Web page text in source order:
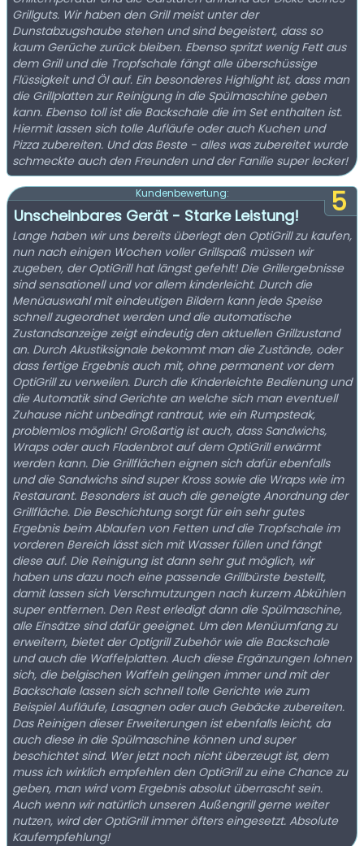
Grillguts. Wir haben den Grill meist unter der
Dunstabzugshaube stehen und sind begeistert, dass so
kaum Gerüche zurück bleiben. Ebenso spritzt wenig Fett aus
dem Grill und die Tropfschale fängt alle überschüssige
Flüssigkeit und Öl auf. Ein besonderes Highlight ist, dass man
die Grillplatten zur Reinigung in die Spülmaschine geben
kann. Ebenso toll ist die Backschale die im Set enthalten ist.
Hiermit lassen sich tolle Aufläufe oder auch Kuchen und
Pizza zubereiten. Und das Beste - alles was zubereitet wurde
schmeckte auch den Freunden und der Fanilie super lecker!
5
Kundenbewertung:
Unscheinbares Gerät - Starke Leistung!
Lange haben wir uns bereits überlegt den OptiGrill zu kaufen,
nun nach einigen Wochen voller Grillspaß müssen wir
zugeben, der OptiGrill hat längst gefehlt! Die Grillergebnisse
sind sensationell und vor allem kinderleicht. Durch die
Menüauswahl mit eindeutigen Bildern kann jede Speise
schnell zugeordnet werden und die automatische
Zustandsanzeige zeigt eindeutig den aktuellen Grillzustand
an. Durch Akustiksignale bekommt man die Zustände, oder
dass fertige Ergebnis auch mit, ohne permanent vor dem
OptiGrill zu verweilen. Durch die Kinderleichte Bedienung und
die Automatik sind Gerichte an welche sich man eventuell
Zuhause nicht unbedingt rantraut, wie ein Rumpsteak,
problemlos möglich! Großartig ist auch, dass Sandwichs,
Wraps oder auch Fladenbrot auf dem OptiGrill erwärmt
werden kann. Die Grillflächen eignen sich dafür ebenfalls
und die Sandwichs sind super Kross sowie die Wraps wie im
Restaurant. Besonders ist auch die geneigte Anordnung der
Grillfläche. Die Beschichtung sorgt für ein sehr gutes
Ergebnis beim Ablaufen von Fetten und die Tropfschale im
vorderen Bereich lässt sich mit Wasser füllen und fängt
diese auf. Die Reinigung ist dann sehr gut möglich, wir
haben uns dazu noch eine passende Grillbürste bestellt,
damit lassen sich Verschmutzungen nach kurzem Abkühlen
super entfernen. Den Rest erledigt dann die Spülmaschine,
alle Einsätze sind dafür geeignet. Um den Menüumfang zu
erweitern, bietet der Optigrill Zubehör wie die Backschale
und auch die Waffelplatten. Auch diese Ergänzungen lohnen
sich, die belgischen Waffeln gelingen immer und mit der
Backschale lassen sich schnell tolle Gerichte wie zum
Beispiel Aufläufe, Lasagnen oder auch Gebäcke zubereiten.
Das Reinigen dieser Erweiterungen ist ebenfalls leicht, da
auch diese in die Spülmaschine können und super
beschichtet sind. Wer jetzt noch nicht überzeugt ist, dem
muss ich wirklich empfehlen den OptiGrill zu eine Chance zu
geben, man wird vom Ergebnis absolut überrascht sein.
Auch wenn wir natürlich unseren Außengrill gerne weiter
nutzen, wird der OptiGrill immer öfters eingesetzt. Absolute
Kaufempfehlung!